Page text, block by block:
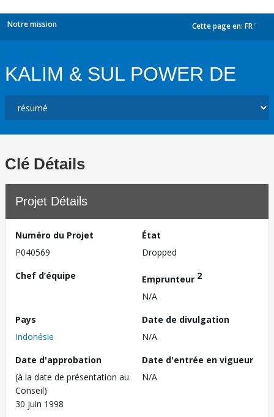
Notre mission Cette page en: FR
KALIM & SUL POWER DE
Clé Détails
Projet Détails
Numéro du Projet
P040569
État
Dropped
Chef d’équipe
Emprunteur 2
N/A
Pays
Indonésie
Date de divulgation
N/A
Date d'approbation
(à la date de présentation au
Conseil)
30 juin 1998
Date d'entrée en vigueur
N/A